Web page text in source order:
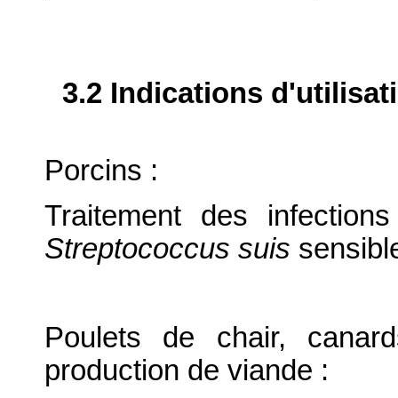
3.2 Indications
Porcins :
Traitement des
Streptococcus suis
Poulets de chair,
production de viande :